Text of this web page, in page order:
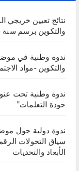
نتائج تعيين خريجي
والتكوين برسم سنة 2026
ندوة وطنية في
والتكوين -مواد
ندوة وطنية تحت
جودة التعلمات”
ندوة دولية حول
سياق التحولات
الأبعاد والتحديات